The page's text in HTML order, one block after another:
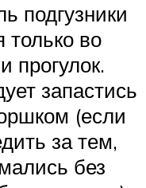
подгузники
только во
прогулок.
запастись
(если
за тем,
без